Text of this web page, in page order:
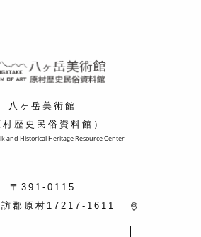
八ヶ岳美術館
村歴史民俗資料館）
and Historical Heritage Resource Center
〒391-0115
訪郡原村17217-1611